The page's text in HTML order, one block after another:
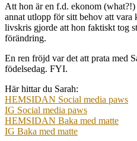
Att hon är en f.d. ekonom
annat utlopp för sitt behov att vara
livskris gjorde att hon faktiskt tog
förändring.
En ren fröjd var det att prata med
födelsedag. FYI.
Här hittar du Sarah:
HEMSIDAN Social media paws
IG Social media paws
HEMSIDAN Baka med matte
IG Baka med matte